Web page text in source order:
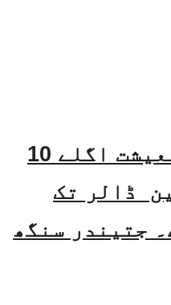
بھارت کی خلائی معیشت اگلے 10
میں 45 بلین ڈالر تک
جتیندر سنگھ